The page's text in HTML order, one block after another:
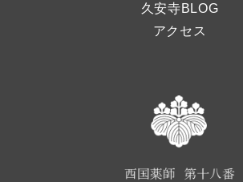
久安寺BLOG
アクセス